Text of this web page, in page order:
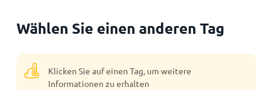
Wählen Sie einen anderen Tag
Klicken Sie auf einen Tag, um weitere
Informationen zu erhalten